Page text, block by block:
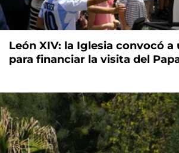
León XIV: la Iglesia convocó a
para financiar la visita del